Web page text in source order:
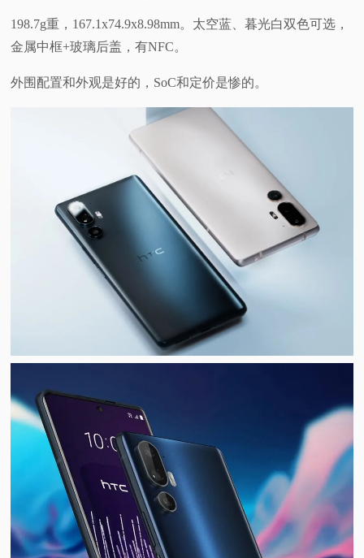
198.7g重，167.1x74.9x8.98mm。太空蓝、暮光白双色可选，
金属中框+玻璃后盖，有NFC。
外围配置和外观是好的，SoC和定价是惨的。